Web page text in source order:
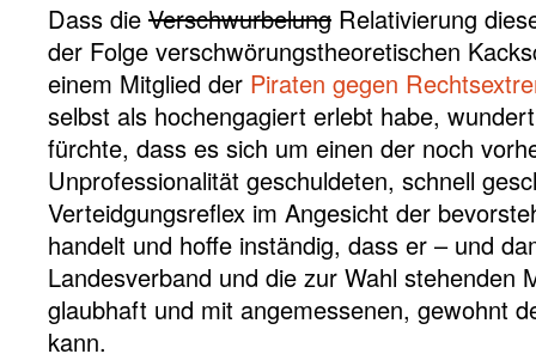
Dass die Verschwurbelung Relativierung
der Folge verschwörungstheoretischen
einem Mitglied der Piraten gegen
selbst als hochengagiert erlebt habe,
fürchte, dass es sich um einen der noch
Unprofessionalität geschuldeten, schnell
Verteidgungsreflex im Angesicht der
handelt und hoffe inständig, dass er – und
Landesverband und die zur Wahl stehenden
glaubhaft und mit angemessenen, gewohnt
kann.